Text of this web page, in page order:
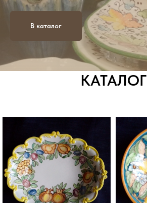
В каталог
КАТАЛОГ